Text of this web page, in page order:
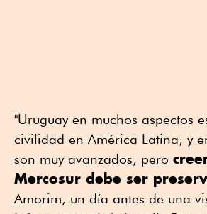
"Uruguay en muchos aspectos
civilidad en América Latina, y
son muy avanzados, pero
Mercosur debe ser
Amorim, un día antes de una